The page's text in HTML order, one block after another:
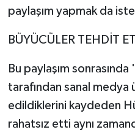
paylaşım yapmak da
BÜYÜCÜLER TEHDİT
Bu paylaşım
tarafından sanal
edildiklerini kaydeden
rahatsız etti aynı